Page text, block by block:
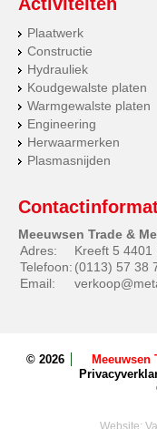
Plaatwerk
Constructie
Hydrauliek
Koudgewalste platen
Warmgewalste platen
Engineering
Herwaarmerken
Plasmasnijden
Meeuwsen Trade &
Adres:
Kreeft 5 4401
Telefoon: (0113) 57 38
Email:
© 2026 Meeuwsen